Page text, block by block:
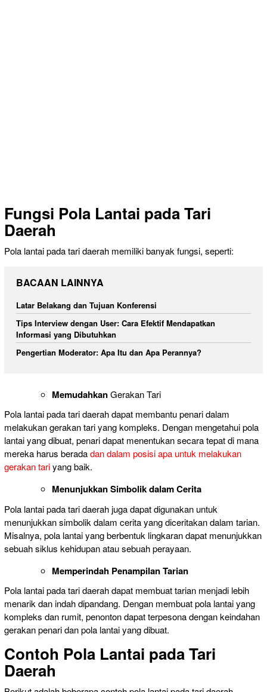
Fungsi Pola Lantai pada Tari
Daerah
Pola lantai pada tari daerah memiliki banyak fungsi, seperti:
BACAAN LAINNYA
Latar Belakang dan Tujuan Konferensi
Tips Interview dengan User: Cara Efektif Mendapatkan
Informasi yang Dibutuhkan
Pengertian Moderator: Apa Itu dan Apa Perannya?
MemudahkanGerakan Tari
Pola lantai pada tari daerah dapat membantu penari dalam
melakukan gerakan tari yang kompleks. Dengan mengetahui pola
lantai yang dibuat, penari dapat menentukan secara tepat di mana
mereka harus beradadan dalam posisi apa untuk melakukan
gerakan tariyang baik.
Menunjukkan Simbolik dalam Cerita
Pola lantai pada tari daerah juga dapat digunakan untuk
menunjukkan simbolik dalam cerita yang diceritakan dalam tarian.
Misalnya, pola lantai yang berbentuk lingkaran dapat menunjukkan
sebuah siklus kehidupan atau sebuah perayaan.
Memperindah Penampilan Tarian
Pola lantai pada tari daerah dapat membuat tarian menjadi lebih
menarik dan indah dipandang. Dengan membuat pola lantai yang
kompleks dan rumit, penonton dapat terpesona dengan keindahan
gerakan penari dan pola lantai yang dibuat.
Contoh Pola Lantai pada Tari
Daerah